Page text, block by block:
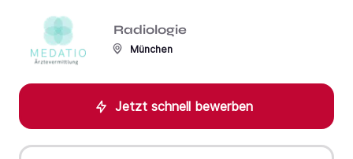
Radiologie
München
Jetzt schnell bewerben